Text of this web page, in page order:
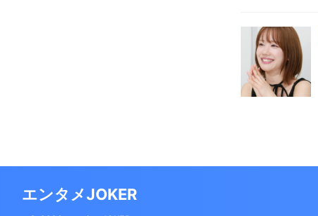
エンタメJOKER